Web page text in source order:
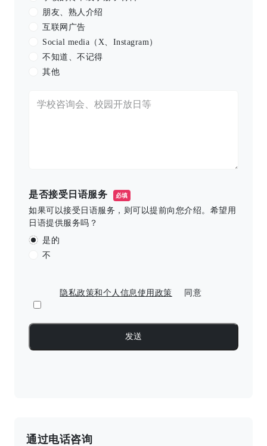
朋友、熟人介绍
互联网广告
Social media（X、Instagram）
不知道、不记得
其他
是否接受日语服务 必填
如果可以接受日语服务，则可以提前向您介绍。希望用
日语提供服务吗？
是的
不
隐私政策和个人信息使用政策 同意
通过电话咨询